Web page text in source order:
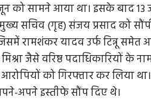
को सामने आया था। इसके बाद 13
सचिव (गृह) संजय प्रसाद को
रामशंकर यादव उर्फ टिन्नू समेत
जैसे वरिष्ठ पदाधिकारियों के
को गिरफ्तार कर लिया
अपने इस्तीफे सौंप दिए थे।